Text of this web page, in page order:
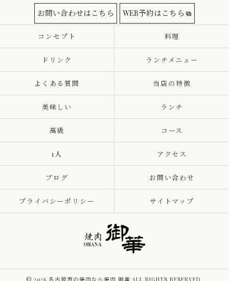
お問い合わせはこちら WEB予約はこちら
コンセプト 料理
ドリンク ランチメニュー
よくある質問 当店の特徴
美味しい ランチ
高級 コース
1人 アクセス
ブログ お問い合わせ
プライバシーポリシー サイトマップ
© 2026 名古屋市の焼肉なら焼肉 御華 ALL RIGHTS RESERVED.